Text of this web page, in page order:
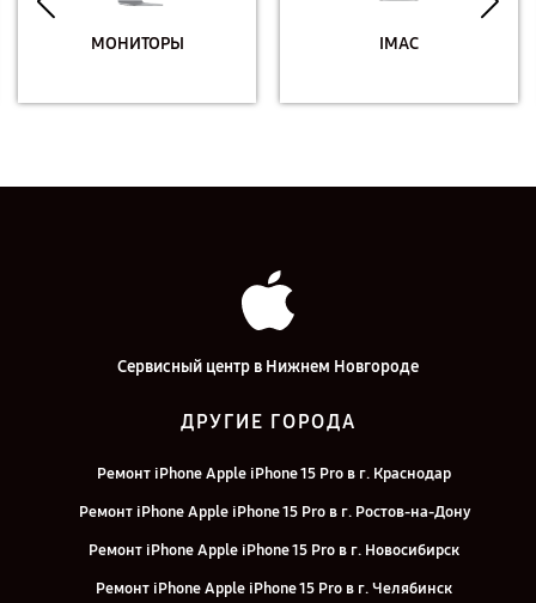
МОНИТОРЫ IMAC
Сервисный центр в Нижнем Новгороде
ДРУГИЕ ГОРОДА
Ремонт iPhone Apple iPhone 15 Pro в г. Краснодар
Ремонт iPhone Apple iPhone 15 Pro в г. Ростов-на-Дону
Ремонт iPhone Apple iPhone 15 Pro в г. Новосибирск
Ремонт iPhone Apple iPhone 15 Pro в г. Челябинск